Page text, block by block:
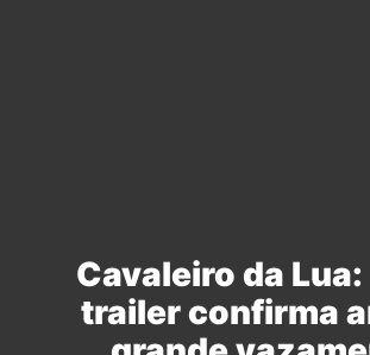
Cavaleiro da
trailer confirma